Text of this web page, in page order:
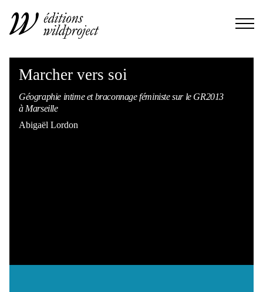
Marcher vers soi
Géographie intime et braconnage féministe sur le GR2013
à Marseille
Abigaël Lordon